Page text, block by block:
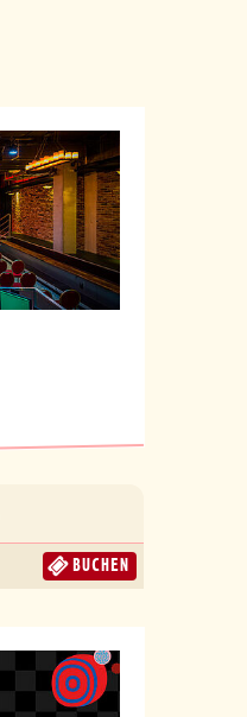
BUCHEN